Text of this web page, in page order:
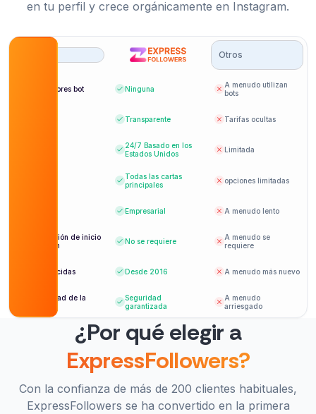
en tu perfil y crece orgánicamente en Instagram.
Otros
Seguidores bot Ninguna
A menudo utilizan
bots
Transparente Tarifas ocultas
24/7 Basado en los
Estados Unidos
Limitada
Todas las cartas
principales
opciones limitadas
Empresarial A menudo lento
Información de inicio
de sesión
No se requiere
A menudo se
requiere
Establecidas Desde 2016 A menudo más nuevo
Seguridad de la
Seguridad
garantizada
A menudo
arriesgado
¿Por qué elegir a
ExpressFollowers?
Con la confianza de más de 200 clientes habituales,
ExpressFollowers se ha convertido en la primera